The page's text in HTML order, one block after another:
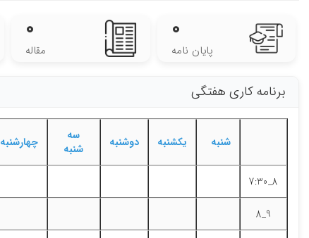
۰
پایان نامه
۰
مقاله
برنامه کاری هفتگی
شنبه یکشنبه دوشنبه
سه
شنبه
چهارشنبه
8_7:30
9_8